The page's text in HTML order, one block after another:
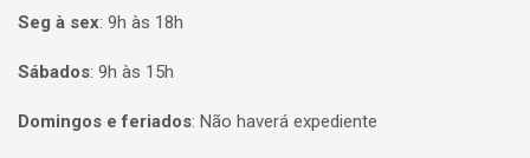
Seg à sex: 9h às 18h
Sábados: 9h às 15h
Domingos e feriados: Não haverá expediente